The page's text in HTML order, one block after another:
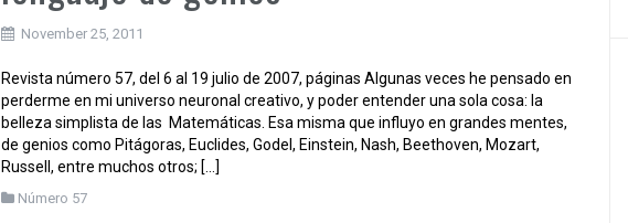
November 25, 2011
Revista número 57, del 6 al 19 julio de 2007, páginas Algunas veces he pensado en
perderme en mi universo neuronal creativo, y poder entender una sola cosa: la
belleza simplista de las Matemáticas. Esa misma que influyo en grandes mentes,
de genios como Pitágoras, Euclides, Godel, Einstein, Nash, Beethoven, Mozart,
Russell, entre muchos otros; […]
Número 57